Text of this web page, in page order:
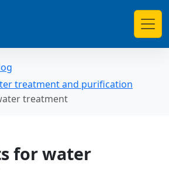
категорий
treatment and purification
treatment
for water